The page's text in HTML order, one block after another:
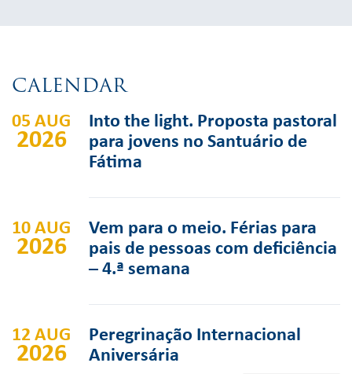
CALENDAR
05 AUG
2026
Into the light. Proposta pastoral
para jovens no Santuário de
Fátima
10 AUG
2026
Vem para o meio. Férias para
pais de pessoas com deficiência
– 4.ª semana
12 AUG
2026
Peregrinação Internacional
Aniversária